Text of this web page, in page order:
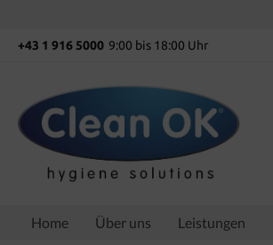
+43 1 916 5000 9:00 bis 18:00 Uhr
Home Über uns Leistungen